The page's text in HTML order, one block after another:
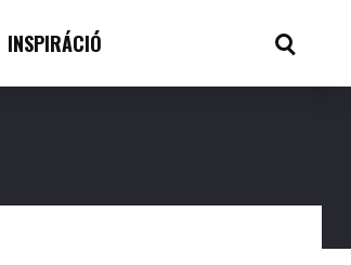
INSPIRÁCIÓ